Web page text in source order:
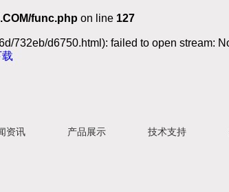
func.php on line 127
732eb/d6750.html): failed to open stream:
资讯 产品展示 技术支持